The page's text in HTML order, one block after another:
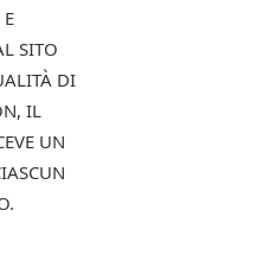
SITO
DI
IL
UN